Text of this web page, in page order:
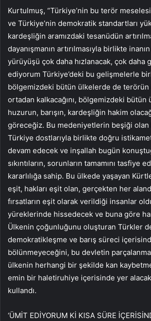
Kurtulmuş, “Türkiye’nin bu terör
ve Türkiye’nin demokratik standartları
kardeşliğin aramızdaki tesanüdün
dayanışmanın artırılmasıyla birlikte
yürüyüşü çok daha hızlanacak, çok daha
ediyorum Türkiye’deki bu gelişmelerle
bölgemizdeki bütün ülkelerde de
ortadan kalkacağını, bölgemizdeki bütün
huzurun, barışın, kardeşliğin hakim
göreceğiz. Bu medeniyetlerin beşiği olan
Türkiye dostlarıyla birlikte doğru
devam edecek ve inşallah bugün
sıkıntıların, sorunların tamamını tasfiye
kararlılığa sahip. Bu ülkede yaşayan
eşit, hakları eşit olan, gerçekten her
fırsatların eşit olarak verildiği insanlar
yüreklerinde hissedecek ve buna göre
Ülkenin çoğunluğunu oluşturan Türkler
demokratikleşme ve barış süreci
bölünmeyeceğini, bu devletin
ülkenin herhangi bir şekilde kan
emin bir haletiruhiye içerisinde yer
kullandı.
‘ÜMİT EDİYORUM Kİ KISA SÜRE